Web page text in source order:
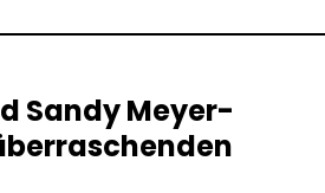
Sandy Meyer-